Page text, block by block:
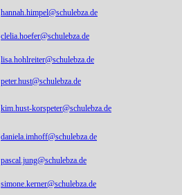
hannah.himpel@schulebza.de
clelia.hoefer@schulebza.de
lisa.hohlreiter@schulebza.de
peter.hust@schulebza.de
kim.hust-korspeter@schulebza.de
daniela.imhoff@schulebza.de
pascal.jung@schulebza.de
simone.kerner@schulebza.de